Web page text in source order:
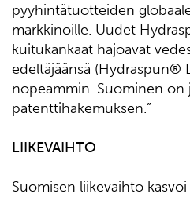
pyyhintätuotteiden
markkinoille. Uudet
kuitukankaat hajoavat
edeltäjäänsä (Hydraspun®
nopeammin. Suominen on
patenttihakemuksen.”
LIIKEVAIHTO
Suomisen liikevaihto